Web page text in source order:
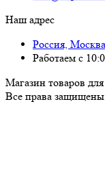
Наш адрес
Россия,
Работаем с
Магазин товаров
Все пра­ва